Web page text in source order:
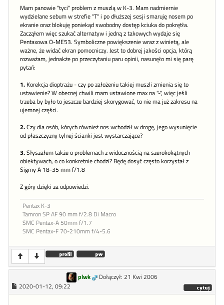
Mam panowie "tyci" problem z muszlą w K-3. Mam nadmiernie
wydzielane sebum w strefie "T" i po dłuższej sesji smaruję nosem po
ekranie oraz blokuję poniekąd swobodny dostęp kciuka do pokrętła.
Zacząłem więc szukać alternatyw i jedną z takowych wydaje się
Pentaxowa O-ME53. Symboliczne powiększenie wraz z winietą, ale
ważne, że widać ekran pomocniczy. Jest to dobrej jakości opcja, którą
rozważam, jednakże po przeczytaniu paru opinii, nasunęło mi się parę
pytań:
1. Korekcja dioptrażu - czy po założeniu takiej muszli zmienia się to
ustawienie? W obecnej chwili mam ustawione max na "-", więc jeśli
trzeba by było to jeszcze bardziej skorygować, to nie ma już zakresu na
ujemnej części.
2.Czy dla osób, kórych również nos wchodził w drogę, jego wysunięcie
od płaszczyzny tylnej ścianki jest wystarczające?
3.Słyszałem także o problemach z widocznością na szerokokątnych
obiektywach, o co konkretnie chodzi? Będę dosyć często korzystał z
Sigmy A 18-35 mm f/1.8
Z góry dzięki za odpowiedzi.
Pentax K-3
Tamron SP AF 90 mm f/2.8 Di Macro
SMC Pentax-A 50mm f/1.7
SMC Pentax-F 70-210mm f/4-5.6
plwk
Dołączył: 21 Kwi 2006
2020-01-12, 09:22